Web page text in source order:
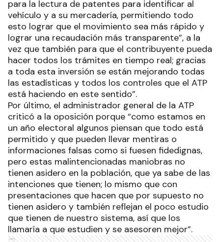
para la lectura de patentes para identificar al
vehículo y a su mercadería, permitiendo todo
esto lograr que el movimiento sea más rápido y
lograr una recaudación más transparente”, a la
vez que también para que el contribuyente pueda
hacer todos los trámites en tiempo real; gracias
a toda esta inversión se están mejorando todas
las estadísticas y todos los controles que el ATP
está haciendo en este sentido”.
Por último, el administrador general de la ATP
criticó a la oposición porque “como estamos en
un año electoral algunos piensan que todo está
permitido y que pueden llevar mentiras o
informaciones falsas como si fuesen fidedignas,
pero estas malintencionadas maniobras no
tienen asidero en la población, que ya sabe de las
intenciones que tienen; lo mismo que con
presentaciones que hacen que por supuesto no
tienen asidero y también reflejan el poco estudio
que tienen de nuestro sistema, así que los
llamaría a que estudien y se asesoren mejor”.
Ads